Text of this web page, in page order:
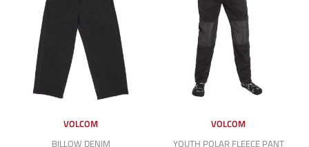
VOLCOM
BILLOW DENIM
VOLCOM
YOUTH POLAR FLEECE PANT